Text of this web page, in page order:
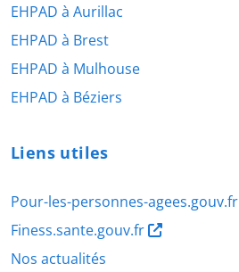
EHPAD à Aurillac
EHPAD à Brest
EHPAD à Mulhouse
EHPAD à Béziers
Liens utiles
Pour-les-personnes-agees.gouv.fr
Finess.sante.gouv.fr
Nos actualités